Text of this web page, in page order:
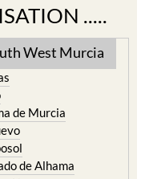
.....
West Murcia
de Murcia
de Alhama